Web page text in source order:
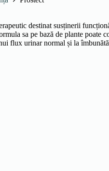
destinat susținerii
sa pe bază de plante poate
flux urinar normal și la